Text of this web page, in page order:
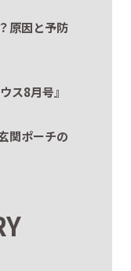
原因と予防
ス8月号』
関ポーチの